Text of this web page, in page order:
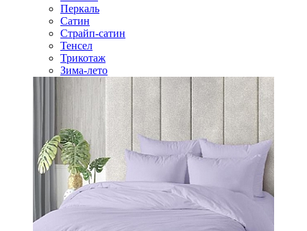
Перкаль
Сатин
Страйп-сатин
Тенсел
Трикотаж
Зима-лето